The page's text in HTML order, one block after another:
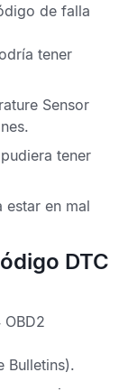
de falla
tener
Sensor
pudiera tener
estar en mal
DTC
Bulletins).